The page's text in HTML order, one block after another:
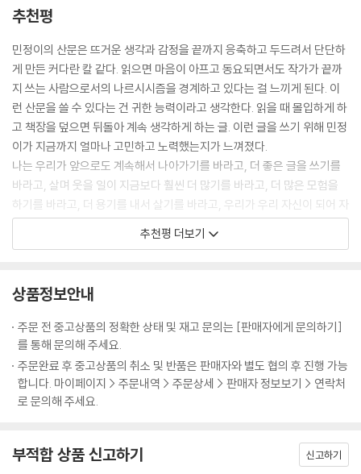
산문과 역사적 연대기로서의 산문이 일치하는 순간들이 더 많아졌다고. 개
--- p.75~76
어떤 이들에게 우리 사회는 도처에서 야차가 달려오는 사회이며, 야차가
달려오면 칼춤이라도 춰야 하는 것이다. 왜 그렇게 성을 내냐고 묻는 자신
의 모습을 삼인칭으로 바라보는 일, 뿌리 깊은 혐오사회에서 선행되어야
하는 일은 그것이라고 나는 믿는다.
--- p.93
순전히 언어 때문에 사무치던 상처를 생각한다. 나의 말이 누군가에게 비
수가 되고, 누군가의 말이 나를 아프게 만들 때. 그와 내가 동일한 모국의
언어를 사용한다는 사실 자체가 서러워서 언어를 처음 배우던 순간을 호출
음과 모음.
--- p.109
그러나 세상은 놀랍게도 또 새로운 인생을 허락한다. 나 자신 외에는 모두
가 비정한 세상에서 내가 나의 이름을 선택하는 방식으로. 이 소설은 허상
과 같은 용기를 강요하지 않는다. 그것이 ‘정말로’ 가능하다는 것을 보여줄
뿐이다.
마르그리트 뒤라스의 전쟁과 폭력에 대한 철학은 그와 그녀를 통해 분명하
움과 애정을 내밀하게 고백하는 글에서는 작가가 이 글들을 쓰기까지 얼마
나 고민했는지를 짐작할 수 있다.
박민정 소설가는 더욱 용감한 글쓰기로 자신의 글을 펼쳐 보인다. 소설가
최진영을 통해서는 ‘최진영’ 소설가뿐만이 아니라 ‘박민정’이라는 작가의
내면이 들여다보이고, 학생들을 바라보며 학교라는 공간이 주근主根으로
남았음을 깨달으며, 어린 시절 폭력적으로 수영을 배워야만 했던 기억에서
한 발자국 더 나아가 도약했음을 선언한다. 두려움으로 남았던 물속에서
비로소 눈을 뜨고 숨을 쉬며 “여기서부터 시작”이라고 말하는 박민정 작가
의 글은, 자신이 겪었던 일을 망각하지 않으면서도 동시에 인생은 새로운
시작을 허용한다는 것을 보여준다.
눈 뜨세요. 그러면 안 무서워요. 그때 나는 질끈 감은 눈을 조심스레 떴는
데, 눈을 감았을 때와는 비교할 수 없을 만큼 마음이 편안해진다는 걸 느꼈
이다. _본문 중에서
“우리 육체 속에 연약하게 머물러 있던
기억을 놓치지 않기 위해 이렇게 만들고 쓴다”
작가의 의식은 2부에서 우리의 인생을 둘러싸고 있는 사회문화적인 저변
운 단면, 제1세계라는 곳에서 예상치 못하게 느낀 불편함과 제국주의의 그
늘, 1990년대를 즐겁게 소환하는 요즘의 흐름에 정작 그 시대에 자유롭지
추천평
민정이의 산문은 뜨거운 생각과 감정을 끝까지 응축하고 두드려서 단단하
게 만든 커다란 칼 같다. 읽으면 마음이 아프고 동요되면서도 작가가 끝까
지 쓰는 사람으로서의 나르시시즘을 경계하고 있다는 걸 느끼게 된다. 이
런 산문을 쓸 수 있다는 건 귀한 능력이라고 생각한다. 읽을 때 몰입하게 하
고 책장을 덮으면 뒤돌아 계속 생각하게 하는 글. 이런 글을 쓰기 위해 민정
이가 지금까지 얼마나 고민하고 노력했는지가 느껴졌다.
나는 우리가 앞으로도 계속해서 나아가기를 바라고, 더 좋은 글을 쓰기를
바라고, 살며 웃을 일이 지금보다 훨씬 더 많기를 바라고, 더 많은 모험을
하기를 바라고, 더 용기를 내서 살기를 바라고, 우리가 우리 자신이 되어 자
유로워지기를 바란다. 지난 시간이 쉽지 않았으니까. 과거의 우리가 애써
서 만나려고 했던 지금의 우리를 잘 돌보고 아끼기를, 그렇게 과거의 우리
- 최은영 (소설가)
추천평 더보기
상품정보안내
주문 전 중고상품의 정확한 상태 및 재고 문의는 [판매자에게 문의하기]
를 통해 문의해 주세요.
주문완료 후 중고상품의 취소 및 반품은 판매자와 별도 협의 후 진행 가능
합니다. 마이페이지 > 주문내역 > 주문상세 > 판매자 정보보기 > 연락처
로 문의해 주세요.
부적합 상품 신고하기 신고하기